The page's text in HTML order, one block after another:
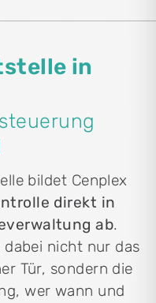
in
bildet Cenplex
direkt in
ab.
nicht nur das
Tür, sondern die
wer wann und